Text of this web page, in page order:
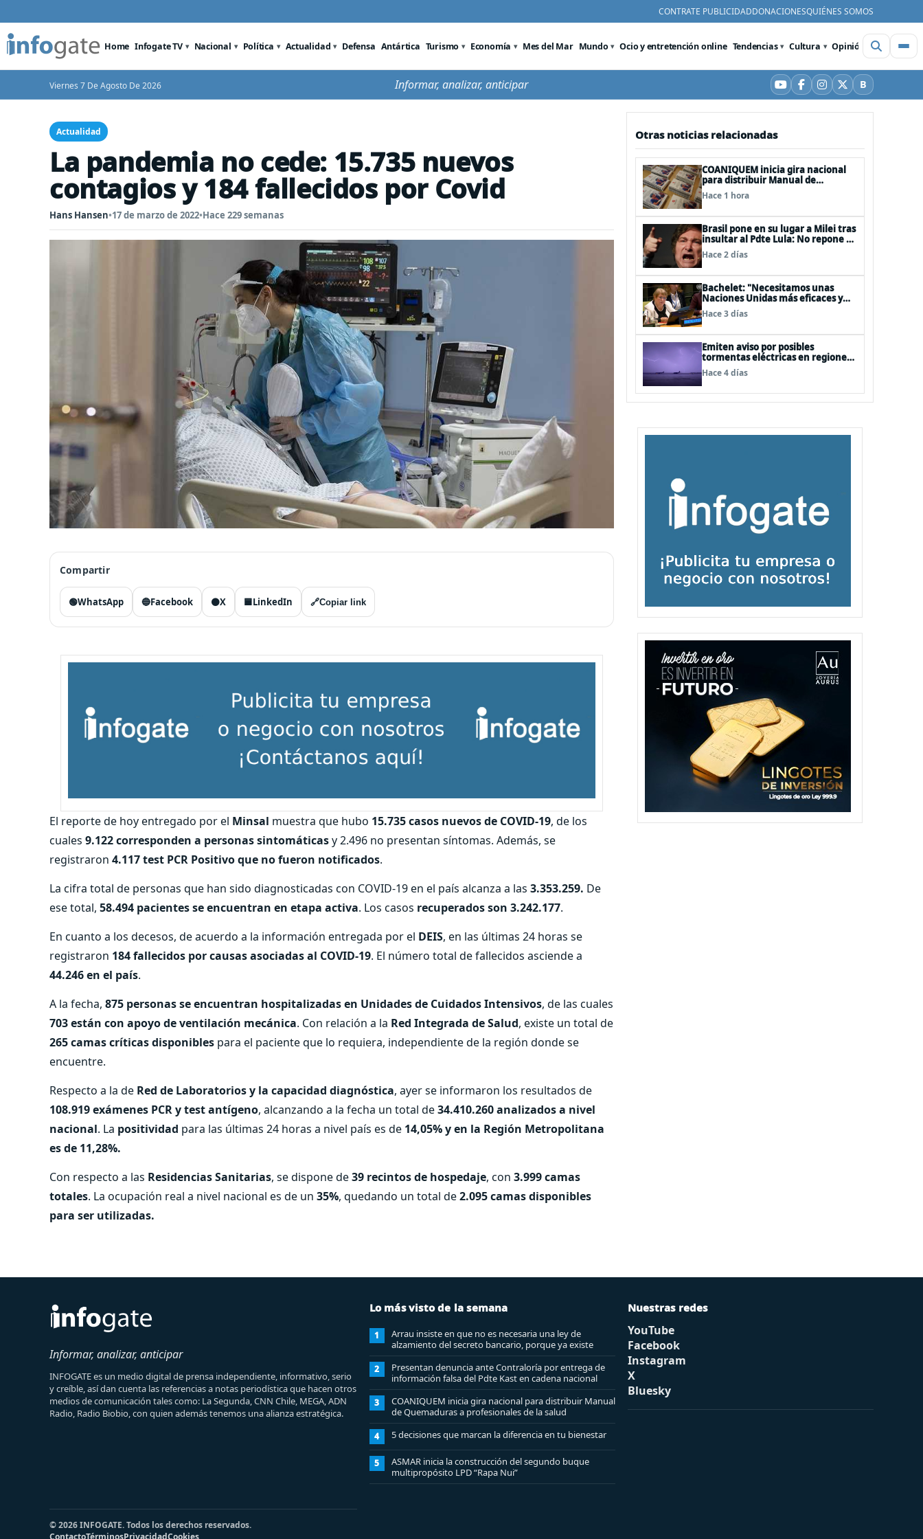
CONTRATE PUBLICIDADDONACIONESQUIÉNES SOMOS
Home Infogate TV Nacional Política Actualidad Defensa Antártica Turismo Economía Mes del Mar Mundo Ocio y entretención online Tendencias Cultura Opinión Videos
Viernes 7 De Agosto De 2026 Informar, analizar, anticipar YouTube
Facebook
Instagram
X BBluesky
Actualidad
La pandemia no cede: 15.735 nuevos
contagios y 184 fallecidos por Covid
Hans Hansen•17 de marzo de 2022•Hace 229 semanas
Compartir
🟢WhatsApp 🔵Facebook ⚫X 🟦LinkedIn 🔗Copiar link
El reporte de hoy entregado por el Minsal muestra que hubo 15.735 casos nuevos de COVID-19, de los
cuales 9.122 corresponden a personas sintomáticasy 2.496 no presentan síntomas. Además, se
registraron 4.117 test PCR Positivo que no fueron notificados.
La cifra total de personas que han sido diagnosticadas con COVID-19 en el país alcanza a las 3.353.259. De
ese total, 58.494 pacientes se encuentran en etapa activa. Los casos recuperadosson 3.242.177.
En cuanto a los decesos, de acuerdo a la información entregada por el DEIS, en las últimas 24 horas se
registraron 184 fallecidos por causas asociadas al COVID-19. El número total de fallecidos asciende a
44.246 en el país.
A la fecha, 875 personas se encuentran hospitalizadas en Unidades de Cuidados Intensivos, de las cuales
703 están con apoyo de ventilación mecánica. Con relación a la Red Integrada de Salud, existe un total de
265 camas críticas disponibles para el paciente que lo requiera, independiente de la región donde se
encuentre.
Respecto a la de Red de Laboratorios y la capacidad diagnóstica, ayer se informaron los resultados de
108.919 exámenes PCR y test antígeno, alcanzando a la fecha un total de34.410.260 analizados a nivel
nacional. La positividad para las últimas 24 horas a nivel país es de 14,05% y en la Región Metropolitana
es de 11,28%.
Con respecto a las Residencias Sanitarias, se dispone de39 recintos de hospedaje, con 3.999 camas
totales. La ocupación real a nivel nacional es de un 35%, quedando un total de2.095 camas disponibles
para ser utilizadas.
Otras noticias relacionadas
COANIQUEM inicia gira nacional
para distribuir Manual de
Quemaduras a profesionales de la
salud
Hace 1 hora
Brasil pone en su lugar a Milei tras
insultar al Pdte Lula: No repone al
embajador en BBSS y rebaja la
relación bilateral
Hace 2 días
Bachelet: "Necesitamos unas
Naciones Unidas más eficaces y
cercanas a las personas"
Hace 3 días
Emiten aviso por posibles
tormentas eléctricas en regiones
de Los Lagos y Aysén
Hace 4 días
Informar, analizar, anticipar
INFOGATE es un medio digital de prensa independiente, informativo, serio
y creíble, así dan cuenta las referencias a notas periodística que hacen otros
medios de comunicación tales como: La Segunda, CNN Chile, MEGA, ADN
Radio, Radio Biobio, con quien además tenemos una alianza estratégica.
Lo más visto de la semana
1
Arrau insiste en que no es necesaria una ley de
alzamiento del secreto bancario, porque ya existe
2
Presentan denuncia ante Contraloría por entrega de
información falsa del Pdte Kast en cadena nacional
3
COANIQUEM inicia gira nacional para distribuir Manual
de Quemaduras a profesionales de la salud
4 5 decisiones que marcan la diferencia en tu bienestar
5
ASMAR inicia la construcción del segundo buque
multipropósito LPD “Rapa Nui”
Nuestras redes
YouTube
Facebook
Instagram
X
Bluesky
© 2026 INFOGATE. Todos los derechos reservados.
ContactoTérminosPrivacidadCookies